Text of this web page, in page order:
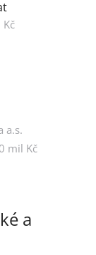
a.s.
mil Kč
a